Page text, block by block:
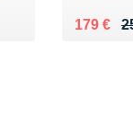
Au lieu
179 €
Vendu